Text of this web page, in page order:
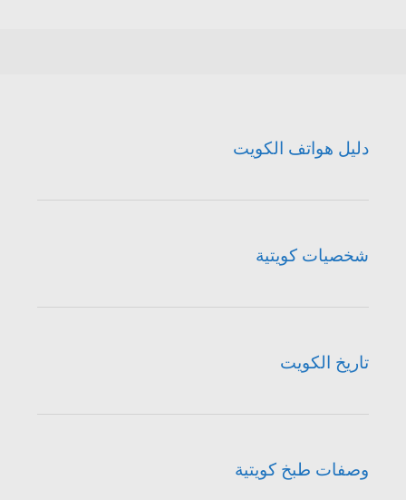
دليل هواتف الكويت
شخصيات كويتية
تاريخ الكويت
وصفات طبخ كويتية